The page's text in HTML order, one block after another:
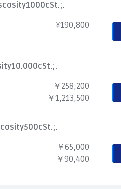
¥190,800
￥258,200
￥1,213,500
￥65,000
￥90,400